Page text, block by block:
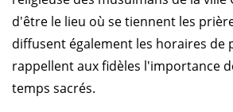
d'être le lieu où se tiennent les
diffusent également les horaires de
rappellent aux fidèles l'importance
temps sacrés.